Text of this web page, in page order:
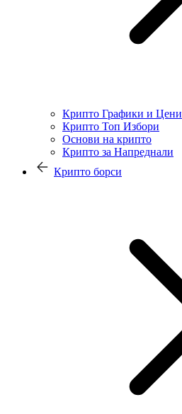
Крипто Графики и Цени
Крипто Топ Избори
Основи на крипто
Крипто за Напреднали
Крипто борси